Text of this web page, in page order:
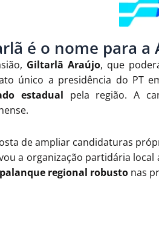
é o nome para a
Giltarlã Araújo, que
único a presidência do PT
estadual pela região. A
de ampliar candidaturas
a organização partidária
palanque regional robusto nas